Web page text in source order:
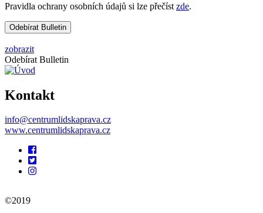
Pravidla ochrany osobních údajů si lze přečíst zde.
zobrazit
Odebírat Bulletin
Kontakt
info@centrumlidskaprava.cz
www.centrumlidskaprava.cz
Pomocné
©2019